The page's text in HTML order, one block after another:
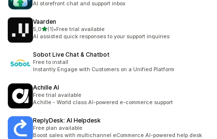
AI storefront chat and support inbox
Vaarden
5,05 yıldız üzerinden
(1)
toplam 1 değerlendirme
•Free trial available
AI assisted quick responses to your support inquiries
Sobot Live Chat & Chatbot
Free to install
Instantly Engage with Customers on a Unified Platform
Achille AI
Free trial available
Achille - World class AI-powered e-commerce support
ReplyDesk: AI Helpdesk
Free plan available
Boost sales with multichannel eCommerce AI-powered help desk